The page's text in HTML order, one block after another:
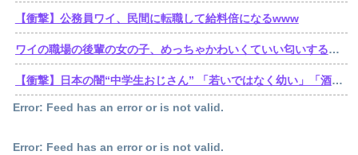
【衝撃】公務員ワイ、民間に転職して給料倍になるwww
ワイの職場の後輩の女の子、めっちゃかわいくていい匂いするけどゴミ無能
【衝撃】日本の闇“中学生おじさん” 「若いではなく幼い」「酒よりコーラ」「夜遊びよりゲーム」
Error: Feed has an error or is not valid.
Error: Feed has an error or is not valid.